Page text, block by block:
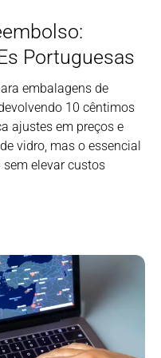
Portuguesas
embalagens de
10 cêntimos
ajustes em preços e
vidro, mas o essencial
elevar custos